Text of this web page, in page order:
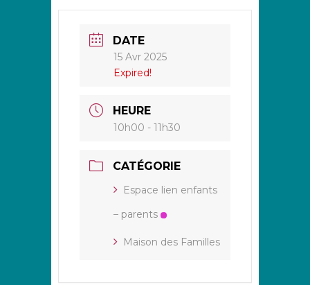
DATE
15 Avr 2025
Expired!
HEURE
10h00 - 11h30
CATÉGORIE
Espace lien enfants
– parents
Maison des Familles